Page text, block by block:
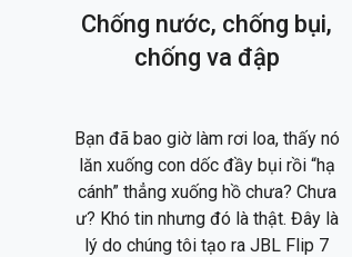
Chống nước, chống bụi,
chống va đập
Bạn đã bao giờ làm rơi loa, thấy nó
lăn xuống con dốc đầy bụi rồi “hạ
cánh” thẳng xuống hồ chưa? Chưa
ư? Khó tin nhưng đó là thật. Đây là
lý do chúng tôi tạo ra JBL Flip 7